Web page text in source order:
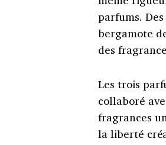
parfums.
bergamote
des
Les trois
collaboré
fragrances
la liberté